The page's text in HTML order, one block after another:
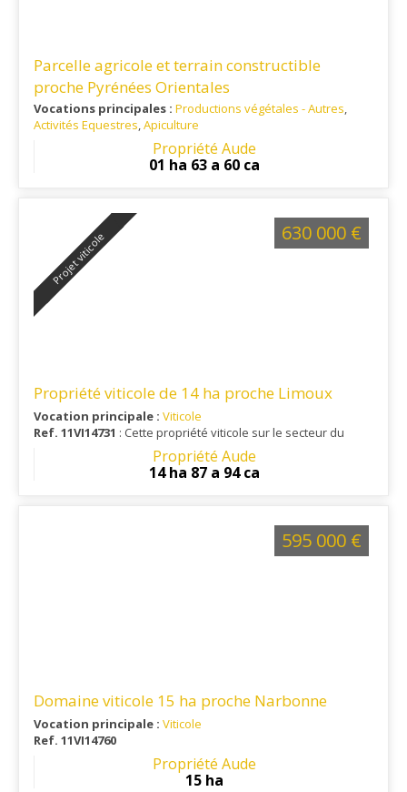
Parcelle agricole et terrain constructible
proche Pyrénées Orientales
Vocations principales : Productions végétales - Autres,
Activités Equestres,Apiculture
: Cette propriété se trouve à 25 min d'une
ville toutes commodités dont un collège et à 1 heure d'une
capitale régionale et de son aéroport international.
Propriété Aude
01 ha 63 a 60 ca
Projet viticole
Propriété viticole de 14 ha proche Limoux
Vocation principale : Viticole
Ref. 11VI14731 : Cette propriété viticole sur le secteur du
Limouxin est un outil clé en main, proche de toutes
Propriété Aude
14 ha 87 a 94 ca
630 000 €
Domaine viticole 15 ha proche Narbonne
Vocation principale : Viticole
Ref. 11VI14760
Propriété Aude
15 ha
595 000 €